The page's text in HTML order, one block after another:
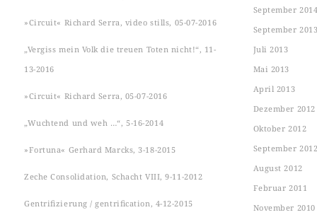
»Circuit« Richard Serra, video stills, 05-07-2016
„Vergiss mein Volk die treuen Toten nicht!“, 11-
13-2016
»Circuit« Richard Serra, 05-07-2016
„Wuchtend und weh …“, 5-16-2014
»Fortuna« Gerhard Marcks, 3-18-2015
Zeche Consolidation, Schacht VIII, 9-11-2012
Gentrifizierung / gentrification, 4-12-2015
September
September
Juli 2013
Mai 2013
April 2013
Dezember 2012
Oktober 2012
September
August 2012
Februar 2011
November 2010